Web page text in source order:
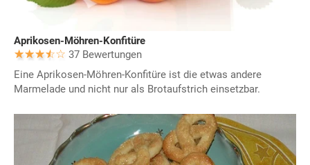
Aprikosen-Möhren-Konfitüre
37 Bewertungen
Eine Aprikosen-Möhren-Konfitüre ist die etwas andere
Marmelade und nicht nur als Brotaufstrich einsetzbar.